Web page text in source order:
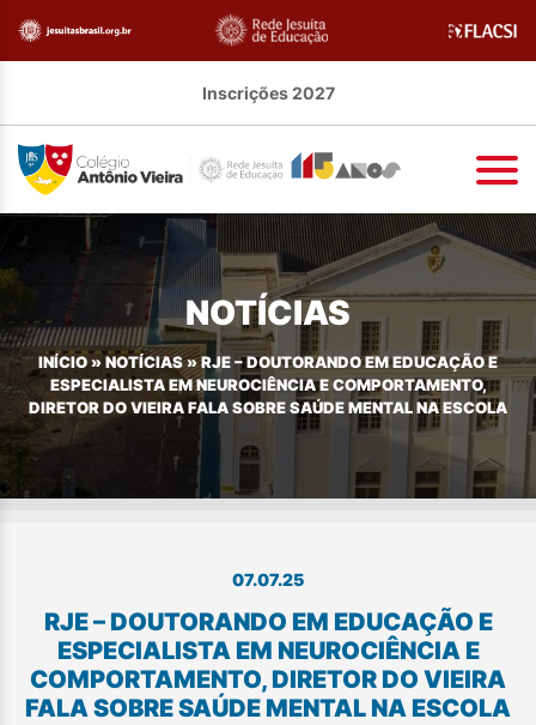
Inscrições 2027
NOTÍCIAS
INÍCIO » NOTÍCIAS»RJE – DOUTORANDO EM EDUCAÇÃO E
ESPECIALISTA EM NEUROCIÊNCIA E COMPORTAMENTO,
DIRETOR DO VIEIRA FALA SOBRE SAÚDE MENTAL NA ESCOLA
07.07.25
RJE – DOUTORANDO EM EDUCAÇÃO E
ESPECIALISTA EM NEUROCIÊNCIA E
COMPORTAMENTO, DIRETOR DO VIEIRA
FALA SOBRE SAÚDE MENTAL NA ESCOLA